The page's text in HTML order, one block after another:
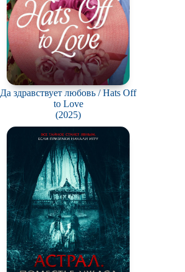
Да здравствует любовь / Hats Off
to Love
(2025)